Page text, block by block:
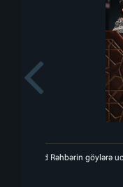
Şəhid Rəhbərin göylərə